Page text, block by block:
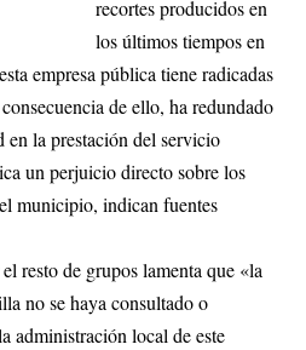
recortes producidos en
los últimos tiempos en
empresa pública tiene radicadas
de ello, ha redundado
en la prestación del servicio
un perjuicio directo sobre los
municipio, indican fuentes
resto de grupos lamenta que «la
no se haya consultado o
administración local de este